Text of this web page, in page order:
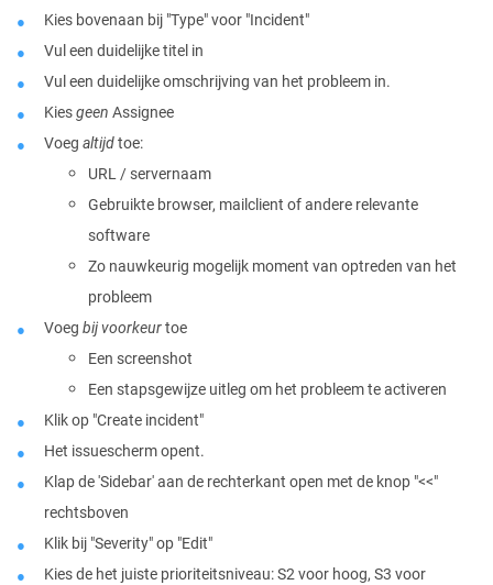
Kies bovenaan bij "Type" voor "Incident"
Vul een duidelijke titel in
Vul een duidelijke omschrijving van het probleem in.
Kiesgeen Assignee
Voeg altijdtoe:
URL / servernaam
Gebruikte browser, mailclient of andere relevante
software
Zo nauwkeurig mogelijk moment van optreden van het
probleem
Voeg bij voorkeurtoe
Een screenshot
Een stapsgewijze uitleg om het probleem te activeren
Klik op "Create incident"
Het issuescherm opent.
Klap de 'Sidebar' aan de rechterkant open met de knop "<<"
rechtsboven
Klik bij "Severity" op "Edit"
Kies de het juiste prioriteitsniveau: S2 voor hoog, S3 voor